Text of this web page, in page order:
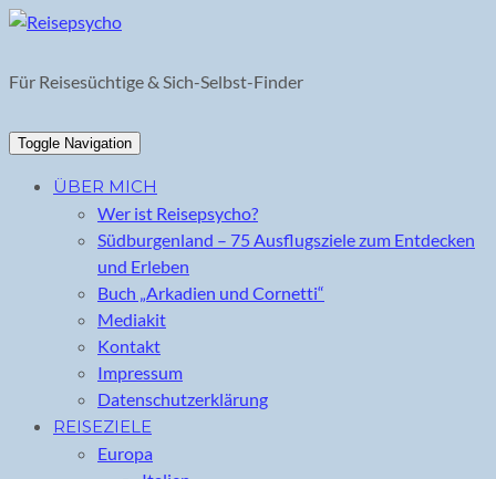
Skip
content
Für Reisesüchtige & Sich-Selbst-Finder
Toggle Navigation
ÜBER MICH
Wer ist Reisepsycho?
Südburgenland – 75 Ausflugsziele zum Entdecken
und Erleben
Buch „Arkadien und Cornetti“
Mediakit
Kontakt
Impressum
Datenschutzerklärung
REISEZIELE
Europa